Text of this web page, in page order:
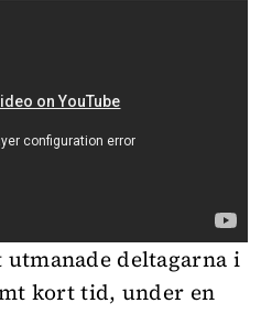
deltagarna i
kort tid, under en